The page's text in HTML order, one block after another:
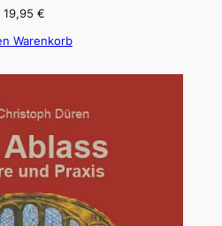
19,95 €
Warenkorb